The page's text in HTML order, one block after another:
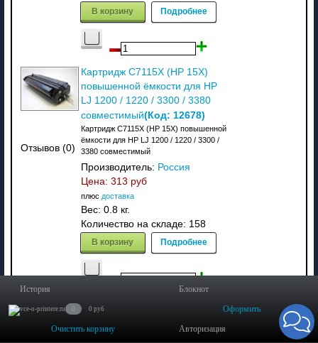
В корзину Подробнее
Отзывов (0)
Картридж C7115X (HP 15X)
повышенной ёмкости для HP
LJ 1200 / 1220 / 3300 / 3380
совместимый(Код: 12678)
Картридж C7115X (HP 15X) повышенной
ёмкости для HP LJ 1200 / 1220 / 3300 /
3380 совместимый
Производитель: Россия
Цена: 313 руб
плюс доставка
Вес: 0.8 кг.
Количество на складе: 158
В корзину Подробнее
FT42/ KX-FT982RU
История Блокнот
0 0 руб
Оформить
Очистить корзину
Авторизация